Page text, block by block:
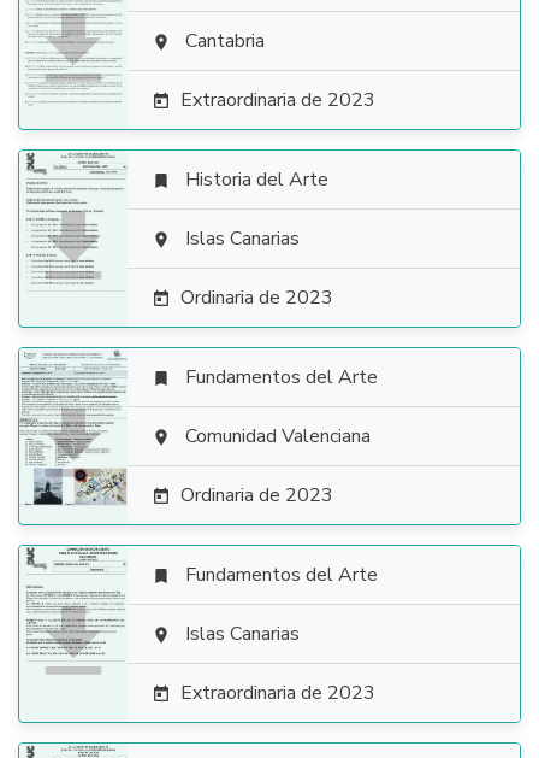
  Cantabria
 Extraordinaria de 2023

 Historia del Arte
 Islas Canarias
 Ordinaria de 2023

 Fundamentos del Arte
 Comunidad Valenciana
 Ordinaria de 2023

 Fundamentos del Arte
 Islas Canarias
 Extraordinaria de 2023